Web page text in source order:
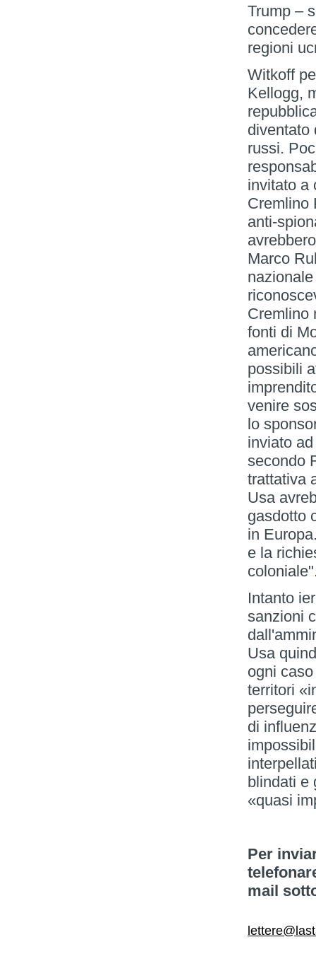
Trump –
regioni
Witkoff
Kellogg,
diventato
russi.
invitato a
Cremlino
anti-
Marco
Cremlino
fonti di
possibili
venire
lo
inviato
secondo
trattativa
Usa
gasdotto
in
e la
Intanto
sanzioni
Usa
ogni
territori
di
blindati e
«quasi
Per
mail